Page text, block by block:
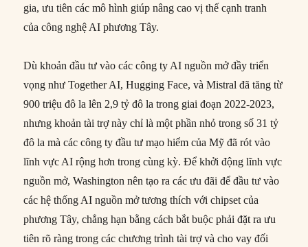
gia, ưu tiên các mô hình giúp nâng cao vị thế cạnh tranh
của công nghệ AI phương Tây.
Dù khoản đầu tư vào các công ty AI nguồn mở đầy triển
vọng như Together AI, Hugging Face, và Mistral đã tăng từ
900 triệu đô la lên 2,9 tỷ đô la trong giai đoạn 2022-2023,
nhưng khoản tài trợ này chỉ là một phần nhỏ trong số 31 tỷ
đô la mà các công ty đầu tư mạo hiểm của Mỹ đã rót vào
lĩnh vực AI rộng hơn trong cùng kỳ. Để khởi động lĩnh vực
nguồn mở, Washington nên tạo ra các ưu đãi để đầu tư vào
các hệ thống AI nguồn mở tương thích với chipset của
phương Tây, chẳng hạn bằng cách bắt buộc phải đặt ra ưu
tiên rõ ràng trong các chương trình tài trợ và cho vay đối